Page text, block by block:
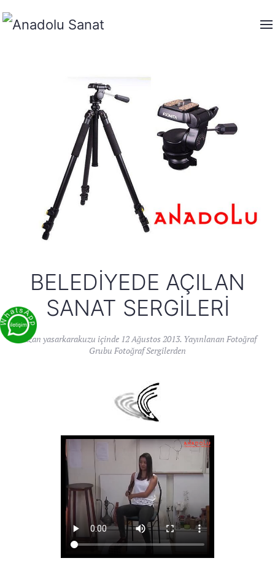
BELEDIYEDE AÇILAN
SANAT SERGILERI
Yazan yasarkarakuzu içinde 12 Ağustos 2013. Yayınlanan Fotoğraf
Grubu Fotoğraf Sergilerden